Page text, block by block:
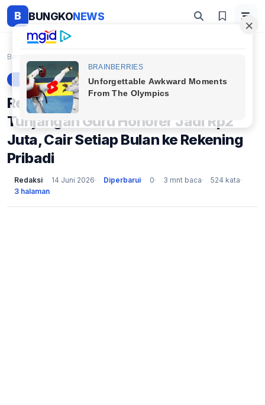
B BUNGKONEWS
Beranda
BERITA
Resmi! Presiden Prabowo Naikkan
Tunjangan Guru Honorer Jadi Rp2
Juta, Cair Setiap Bulan ke Rekening
Pribadi
Redaksi 14 Juni 2026 Diperbarui 0 3 mnt baca
524 kata
3 halaman